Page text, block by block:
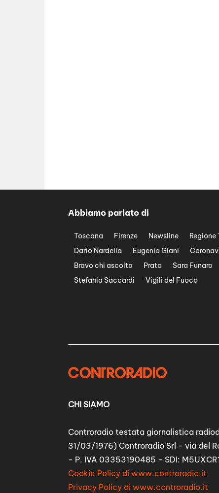
Abbiamo parlato di
Toscana Firenze Newsline Regione
Dario Nardella
Eugenio Giani
Bravo chi ascolta
Prato Sara Funaro
Stefania Saccardi
Vigili del Fuoco
CHI SIAMO
Controradio testata giornalistica
31/03/1976) Controradio Srl - via del
- P. IVA 03353190485 - SDI:
Cookie Policy di www.controradio.it
Privacy Policy di www.controradio.it